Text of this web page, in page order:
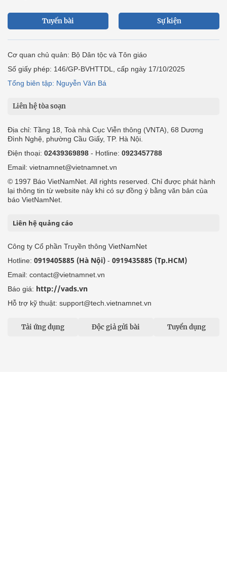
Tuyến bài Sự kiện
Cơ quan chủ quản: Bộ Dân tộc và Tôn giáo
Số giấy phép: 146/GP-BVHTTDL, cấp ngày 17/10/2025
Tổng biên tập: Nguyễn Văn Bá
Liên hệ tòa soạn
Địa chỉ: Tầng 18, Toà nhà Cục Viễn thông (VNTA), 68 Dương
Đình Nghệ, phường Cầu Giấy, TP. Hà Nội.
Điện thoại: 02439369898 - Hotline: 0923457788
Email: vietnamnet@vietnamnet.vn
© 1997 Báo VietNamNet. All rights reserved. Chỉ được phát hành
lại thông tin từ website này khi có sự đồng ý bằng văn bản của
báo VietNamNet.
Liên hệ quảng cáo
Công ty Cổ phần Truyền thông VietNamNet
Hotline: 0919405885 (Hà Nội) - 0919435885 (Tp.HCM)
Email: contact@vietnamnet.vn
Báo giá: http://vads.vn
Hỗ trợ kỹ thuật: support@tech.vietnamnet.vn
Tải ứng dụng Độc giả gửi bài Tuyển dụng